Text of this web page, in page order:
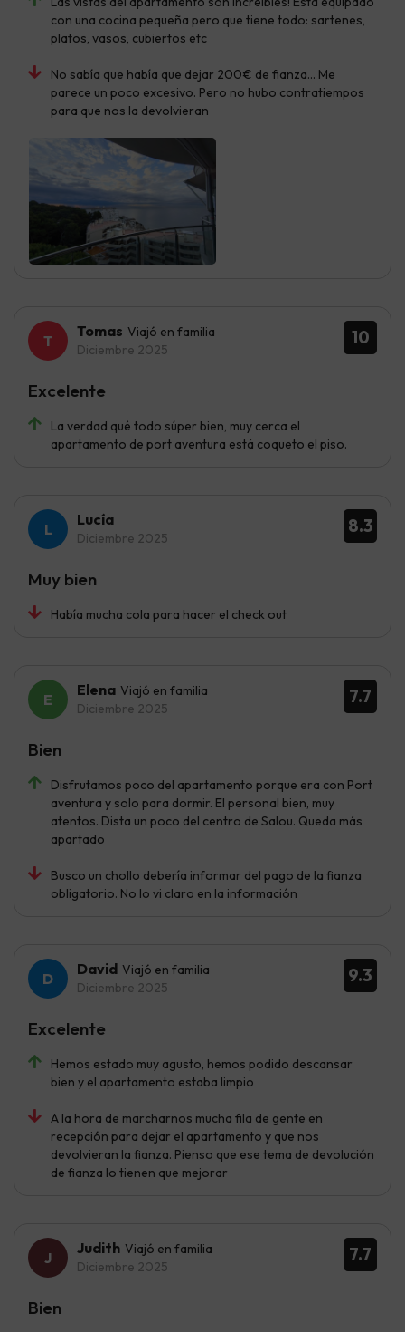
con una cocina pequeña pero que tiene todo: sartenes,
platos, vasos, cubiertos etc
No sabía que había que dejar 200€ de fianza... Me
parece un poco excesivo. Pero no hubo contratiempos
para que nos la devolvieran
10
Tomas Viajó en familia
Diciembre 2025
La verdad qué todo súper bien, muy cerca el
apartamento de port aventura está coqueto el piso.
Excelente
8.3
Lucía
Diciembre 2025
Había mucha cola para hacer el check out
Muy bien
7.7
Elena Viajó en familia
Diciembre 2025
Disfrutamos poco del apartamento porque era con Port
aventura y solo para dormir. El personal bien, muy
atentos. Dista un poco del centro de Salou. Queda más
apartado
Busco un chollo debería informar del pago de la fianza
obligatorio. No lo vi claro en la información
Bien
9.3
David Viajó en familia
Diciembre 2025
Hemos estado muy agusto, hemos podido descansar
bien y el apartamento estaba limpio
A la hora de marcharnos mucha fila de gente en
recepción para dejar el apartamento y que nos
devolvieran la fianza. Pienso que ese tema de devolución
de fianza lo tienen que mejorar
Excelente
7.7
Judith Viajó en familia
Diciembre 2025
Bien